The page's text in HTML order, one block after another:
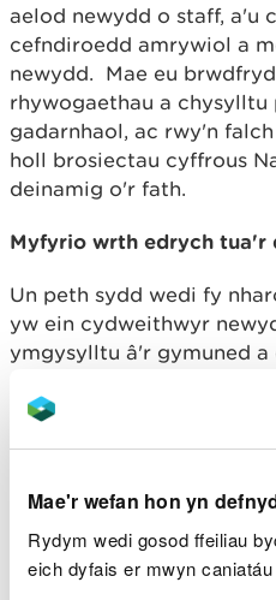
Mae'r wefan hon yn
Rydym wedi gosod ffeiliau
eich dyfais er mwyn caniatáu
aelod newydd o staff, a'u
cefndiroedd amrywiol a
newydd. Mae eu
rhywogaethau a
gadarnhaol, ac rwy'n
holl brosiectau cyffrous
deinamig o'r fath.
Myfyrio wrth edrych tua'r
Un peth sydd wedi fy
yw ein cydweithwyr
ymgysylltu â'r gymuned
yn aml yn cael eu rhoi yn
timau prosiect. Wrth
bartneriaeth fe
wreiddio gwaith rheoli